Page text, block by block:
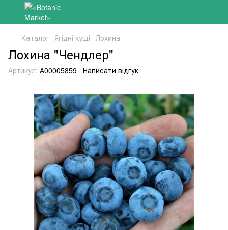
Каталог Ягідні кущі Лохина
Лохина "Чендлер"
Артикул: А00005859 Написати відгук